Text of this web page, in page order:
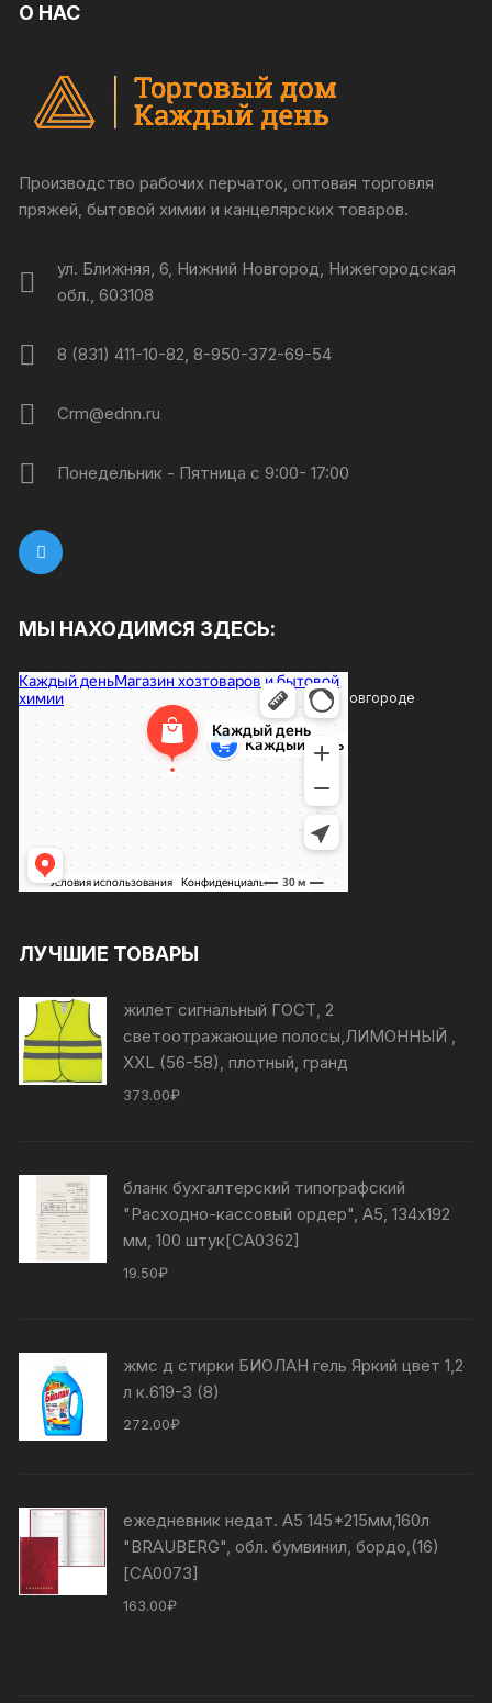
О НАС
Производство рабочих перчаток, оптовая торговля
пряжей, бытовой химии и канцелярских товаров.
ул. Ближняя, 6, Нижний Новгород, Нижегородская
обл., 603108
8 (831) 411-10-82, 8-950-372-69-54
Crm@ednn.ru
Понедельник - Пятница с 9:00- 17:00
МЫ НАХОДИМСЯ ЗДЕСЬ:
Каждый день
Магазин хозтоваров и бытовой химии в Нижнем Новгороде
Товары для дома в Нижнем Новгороде
ЛУЧШИЕ ТОВАРЫ
жилет сигнальный ГОСТ, 2
светоотражающие полосы,ЛИМОННЫЙ ,
XXL (56-58), плотный, гранд
373.00₽
бланк бухгалтерский типографский
"Расходно-кассовый ордер", А5, 134х192
мм, 100 штук[СА0362]
19.50₽
жмс д стирки БИОЛАН гель Яркий цвет 1,2
л к.619-3 (8)
272.00₽
ежедневник недат. А5 145*215мм,160л
"BRAUBERG", обл. бумвинил, бордо,(16)
[СА0073]
163.00₽